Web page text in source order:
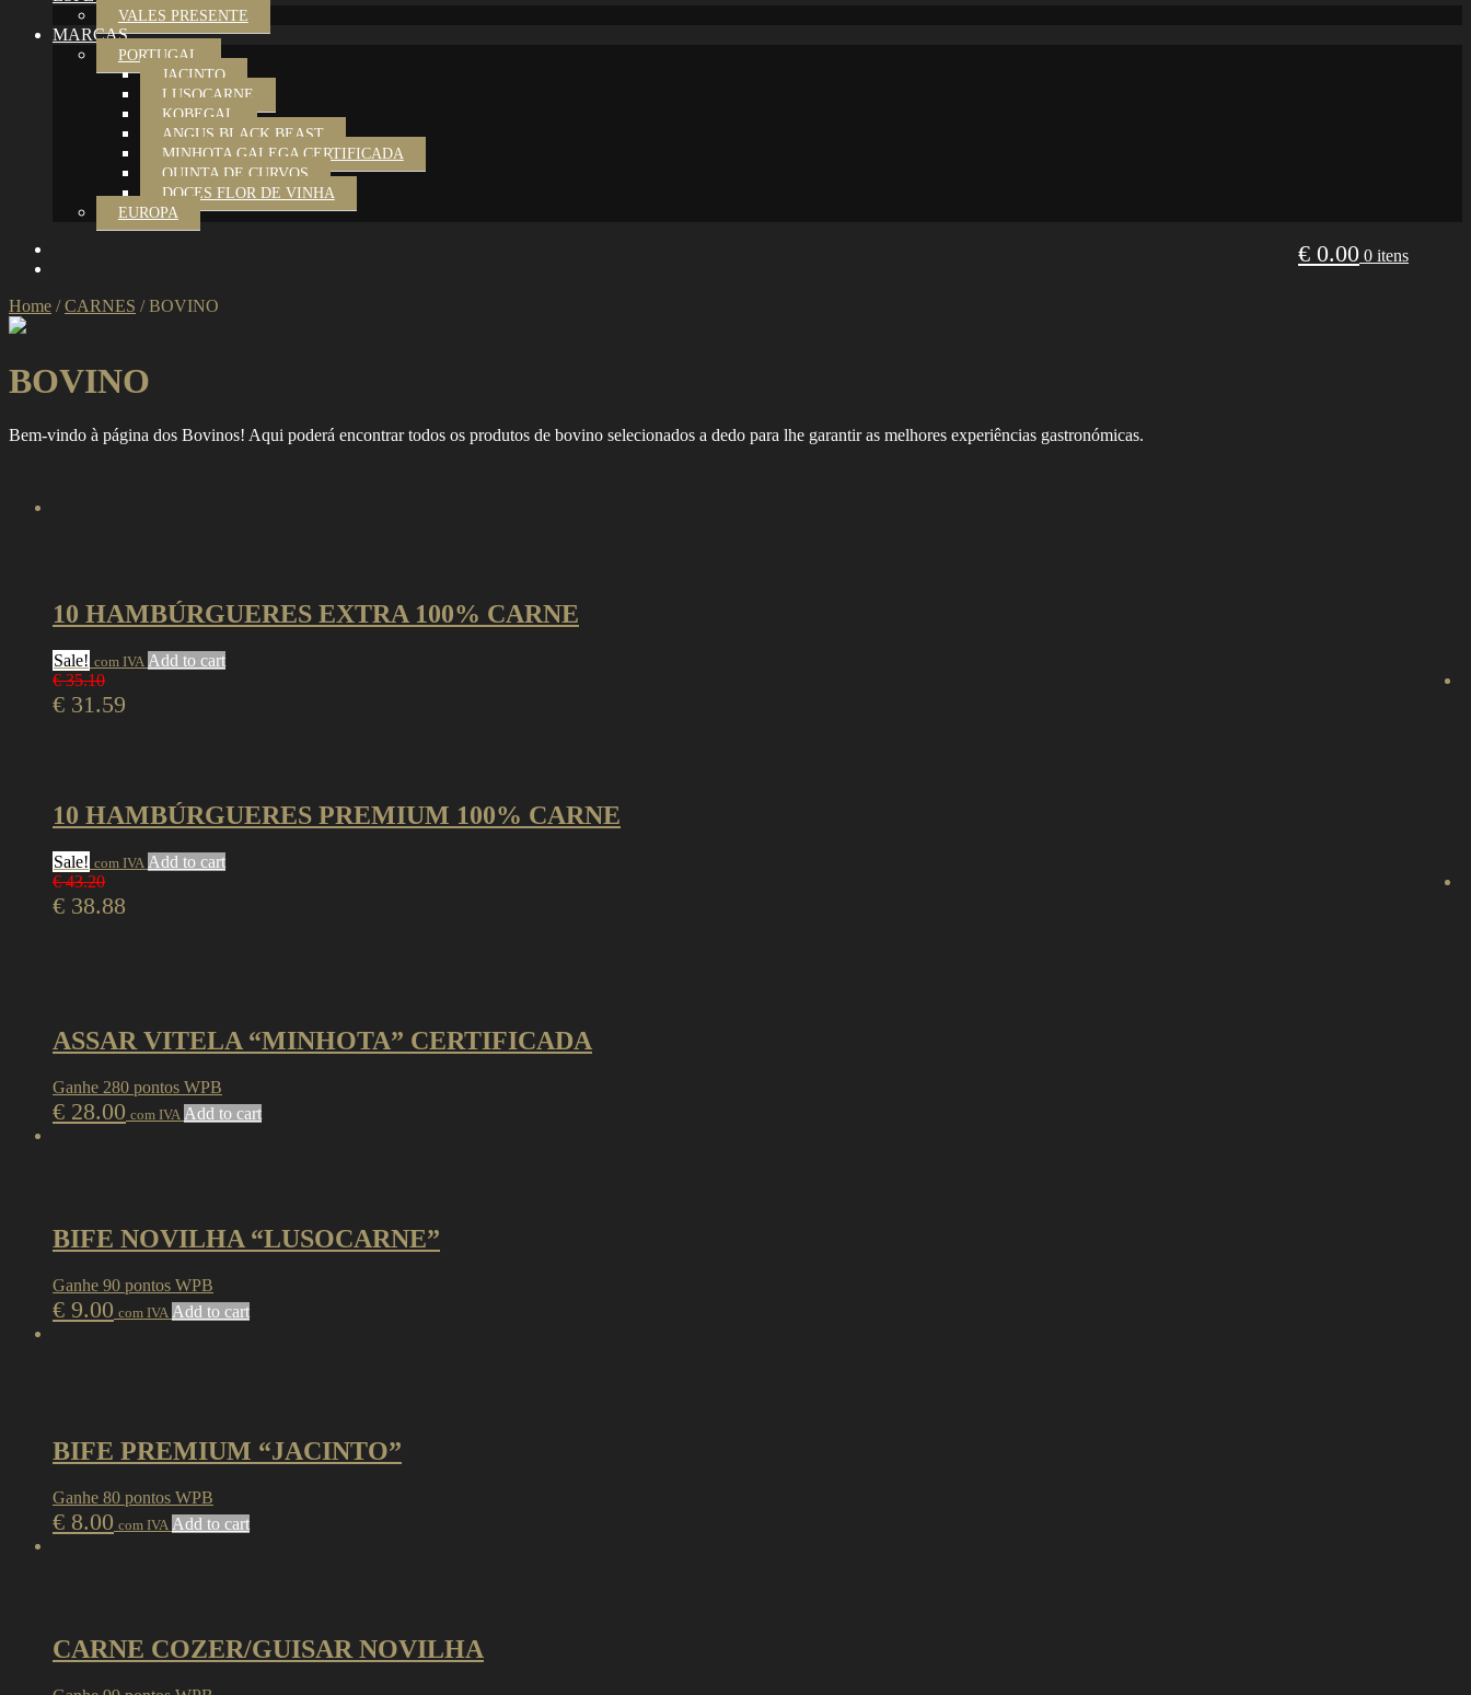
VALES PRESENTE
MARCAS
PORTUGAL
JACINTO
LUSOCARNE
KOBEGAL
ANGUS BLACK BEAST
MINHOTA GALEGA CERTIFICADA
QUINTA DE CURVOS
DOCES FLOR DE VINHA
EUROPA
€ 0.00 0 itens
Home /CARNES /BOVINO
BOVINO
Bem-vindo à página dos Bovinos! Aqui poderá encontrar todos os produtos de bovino selecionados a dedo para lhe garantir as melhores experiências gastronómicas.
10 HAMBÚRGUERES EXTRA 100% CARNE
Sale!
€35.10
€ 31.59
com IVA Add to cart
10 HAMBÚRGUERES PREMIUM 100% CARNE
Sale!
€43.20
€ 38.88
com IVA Add to cart
ASSAR VITELA “MINHOTA” CERTIFICADA
Ganhe 280 pontos WPB
€ 28.00 com IVA Add to cart
BIFE NOVILHA “LUSOCARNE”
Ganhe 90 pontos WPB
€ 9.00 com IVA Add to cart
BIFE PREMIUM “JACINTO”
Ganhe 80 pontos WPB
€ 8.00 com IVA Add to cart
CARNE COZER/GUISAR NOVILHA